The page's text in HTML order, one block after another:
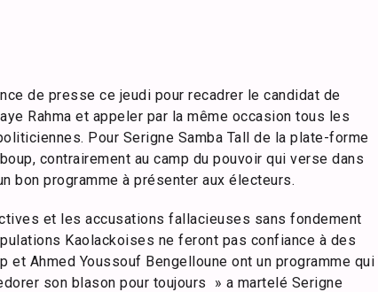
de presse ce jeudi pour recadrer le candidat de
Rahma et appeler par la même occasion tous les
Pour Serigne Samba Tall de la plate-forme
contrairement au camp du pouvoir qui verse dans
bon programme à présenter aux électeurs.
et les accusations fallacieuses sans fondement
Kaolackoises ne feront pas confiance à des
Ahmed Youssouf Bengelloune ont un programme qui
son blason pour toujours » a martelé Serigne